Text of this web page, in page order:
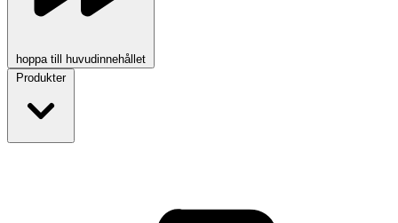
hoppa till huvudinnehållet
Produkter